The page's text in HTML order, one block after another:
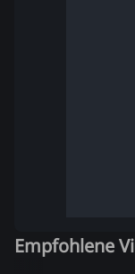
Empfohlene